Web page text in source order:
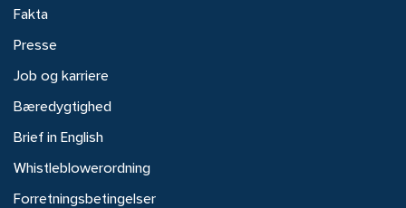
Fakta
Presse
Job og karriere
Bæredygtighed
Brief in English
Whistleblowerordning
Forretningsbetingelser